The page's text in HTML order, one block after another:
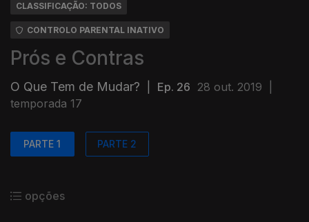
CLASSIFICAÇÃO: TODOS
CONTROLO PARENTAL INATIVO
Prós e Contras
O Que Tem de Mudar? Ep. 26 28 out. 2019
temporada 17
PARTE 1 PARTE 2
opções